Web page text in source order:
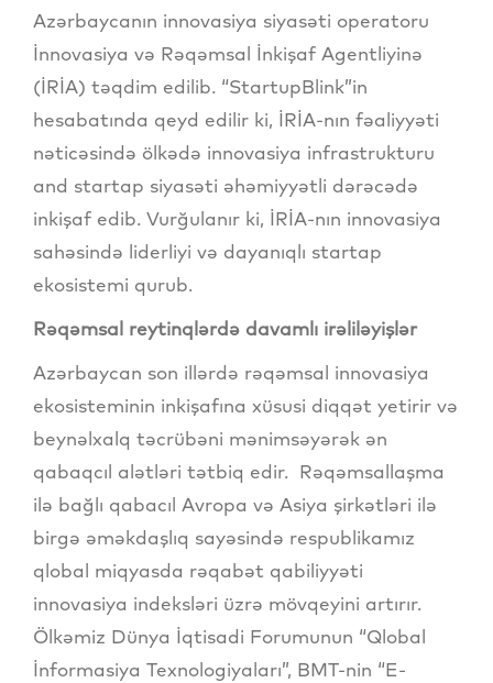
Azərbaycanın innovasiya siyasəti operatoru
İnnovasiya və Rəqəmsal İnkişaf Agentliyinə
(İRİA) təqdim edilib. “StartupBlink”in
hesabatında qeyd edilir ki, İRİA-nın fəaliyyəti
nəticəsində ölkədə innovasiya infrastrukturu
and startap siyasəti əhəmiyyətli dərəcədə
inkişaf edib. Vurğulanır ki, İRİA-nın innovasiya
sahəsində liderliyi və dayanıqlı startap
ekosistemi qurub.
Rəqəmsal reytinqlərdə davamlı irəliləyişlər
Azərbaycan son illərdə rəqəmsal innovasiya
ekosisteminin inkişafına xüsusi diqqət yetirir və
beynəlxalq təcrübəni mənimsəyərək ən
qabaqcıl alətləri tətbiq edir. Rəqəmsallaşma
ilə bağlı qabacıl Avropa və Asiya şirkətləri ilə
birgə əməkdaşlıq sayəsində respublikamız
qlobal miqyasda rəqabət qabiliyyəti
innovasiya indeksləri üzrə mövqeyini artırır.
Ölkəmiz Dünya İqtisadi Forumunun “Qlobal
İnformasiya Texnologiyaları”, BMT-nin “E-